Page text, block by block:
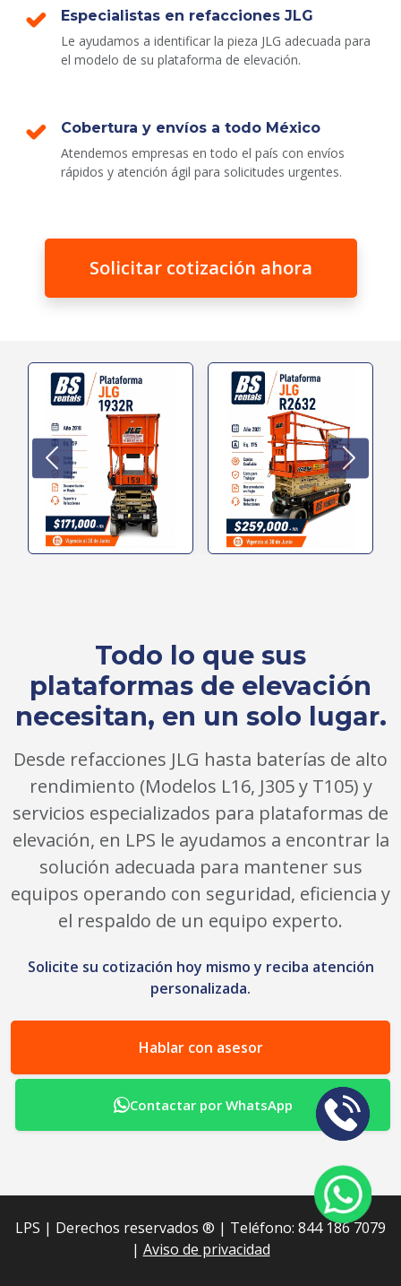
Especialistas en refacciones JLG
Le ayudamos a identificar la pieza JLG adecuada para
el modelo de su plataforma de elevación.
Cobertura y envíos a todo México
Atendemos empresas en todo el país con envíos
rápidos y atención ágil para solicitudes urgentes.
Solicitar cotización ahora
Todo lo que sus
plataformas de elevación
necesitan, en un solo lugar.
Desde refacciones JLG hasta baterías de alto
rendimiento (Modelos L16, J305 y T105) y
servicios especializados para plataformas de
elevación, en LPS le ayudamos a encontrar la
solución adecuada para mantener sus
equipos operando con seguridad, eficiencia y
el respaldo de un equipo experto.
Solicite su cotización hoy mismo y reciba atención
personalizada.
Hablar con asesor
Contactar por WhatsApp
LPS | Derechos reservados ®︎ | Teléfono: 844 186 7079
| Aviso de privacidad